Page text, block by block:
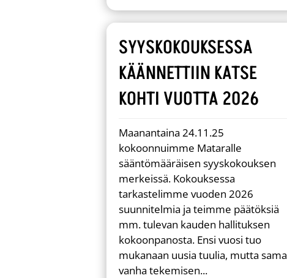
SYYSKOKOUKSESSA
KÄÄNNETTIIN KATSE
KOHTI VUOTTA 2026
Maanantaina 24.11.25
kokoonnuimme Mataralle
sääntömääräisen syyskokouksen
merkeissä. Kokouksessa
tarkastelimme vuoden 2026
suunnitelmia ja teimme päätöksiä
mm. tulevan kauden hallituksen
kokoonpanosta. Ensi vuosi tuo
mukanaan uusia tuulia, mutta sama
vanha tekemisen...